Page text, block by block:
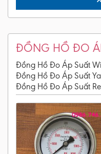
ĐỒNG HỒ ĐO
Đồng Hồ Đo Áp Suất
Đồng Hồ Đo Áp Suất
Đồng Hồ Đo Áp Suất